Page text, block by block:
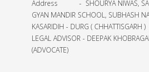
Address - SHOURYA NIWAS,
GYAN MANDIR SCHOOL, SUBHASH
KASARIDIH - DURG ( CHHATTISGARH )
LEGAL ADVISOR - DEEPAK
(ADVOCATE)